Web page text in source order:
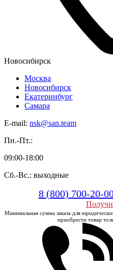
Новосибирск
Москва
Новосибирск
Екатеринбург
Самара
E-mail: nsk@san.team
Пн.-Пт.:
09:00-18:00
Сб.-Вс.: выходные
8 (800) 700-20-
Минимальная сумма заказа для
приобрести товар